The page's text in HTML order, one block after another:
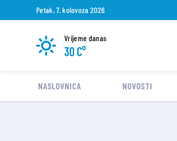
Petak, 7. kolovoza 2026
Vrijeme danas
30 C°
NASLOVNICA NOVOSTI